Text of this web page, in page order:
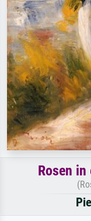
Rosen in